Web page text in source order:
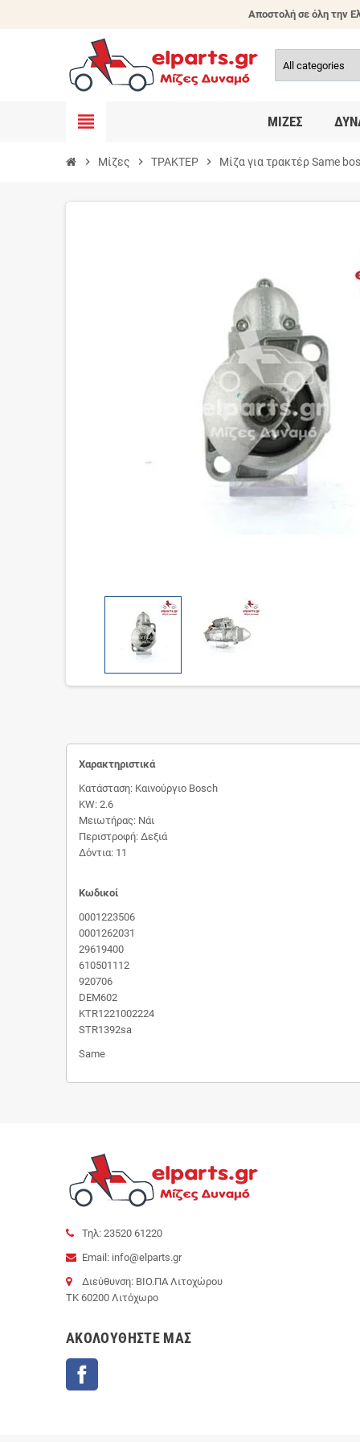
Αποστολή σε όλη την
view_headline ΜΊΖΕΣ
chevron_right Μίζες chevron_right ΤΡΑΚΤΕΡ chevron_right Μίζα για τρακτέρ Same
Χαρακτηριστικά
Κατάσταση: Καινούργιο Bosch
KW: 2.6
Μειωτήρας: Νάι
Περιστροφή: Δεξιά
Δόντια: 11
Κωδικοί
0001223506
0001262031
29619400
610501112
920706
DEM602
KTR1221002224
STR1392sa
Same
Τηλ: 23520 61220
Email: info@elparts.gr
Διεύθυνση: ΒΙΟ.ΠΑ Λιτοχώρου
ΤΚ 60200 Λιτόχωρο
AΚΟΛΟΥΘΉΣΤΕ ΜΑΣ